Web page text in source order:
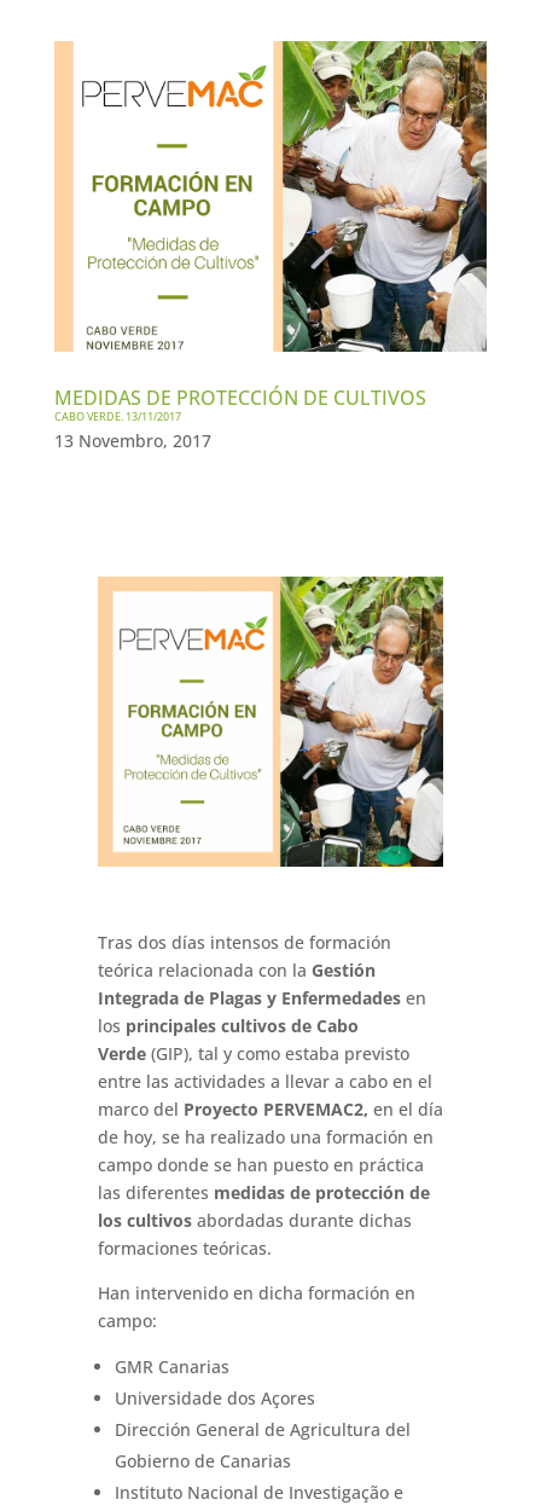
MEDIDAS DE PROTECCIÓN DE CULTIVOS
CABO VERDE. 13/11/2017
13 Novembro, 2017
Tras dos días intensos de formación
teórica relacionada con la Gestión
Integrada de Plagas y Enfermedadesen
los principales cultivos de Cabo
Verde(GIP), tal y como estaba previsto
entre las actividades a llevar a cabo en el
marco del Proyecto PERVEMAC2, en el día
de hoy, se ha realizado una formación en
campo donde se han puesto en práctica
las diferentes medidas de protección de
los cultivosabordadas durante dichas
formaciones teóricas.
Han intervenido en dicha formación en
campo:
GMR Canarias
Universidade dos Açores
Dirección General de Agricultura del
Gobierno de Canarias
Instituto Nacional de Investigação e